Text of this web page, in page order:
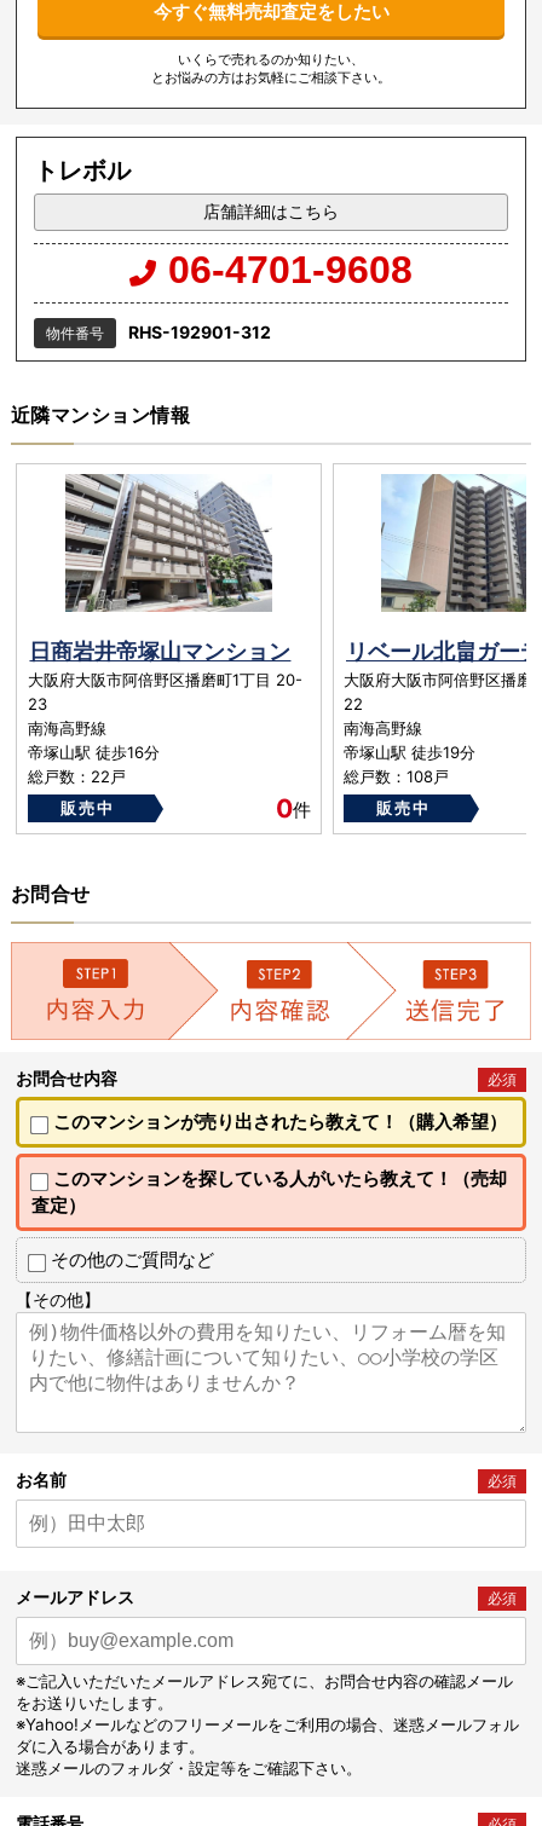
今すぐ無料売却査定をしたい
いくらで売れるのか知りたい、
とお悩みの方はお気軽にご相談下さい。
トレボル
店舗詳細はこちら
06-4701-9608
物件番号 RHS-192901-312
近隣マンション情報
日商岩井帝塚山マンション
大阪府大阪市阿倍野区播磨町1丁目 20-
23
南海高野線
帝塚山駅 徒歩16分
総戸数：22戸
築年数：1982年
販売中 0件
大阪府大阪市阿倍野区播磨
22
南海高野線
帝塚山駅 徒歩19分
総戸数：108戸
築年数：2000年
販売中
お問合せ
お問合せ内容 必須
このマンションが売り出されたら教えて！（購入希望）
このマンションを探している人がいたら教えて！（売却
査定）
その他のご質問など
【その他】
お名前 必須
メールアドレス 必須
※ご記入いただいたメールアドレス宛てに、お問合せ内容の確認メール
をお送りいたします。
※Yahoo!メールなどのフリーメールをご利用の場合、迷惑メールフォル
ダに入る場合があります。
迷惑メールのフォルダ・設定等をご確認下さい。